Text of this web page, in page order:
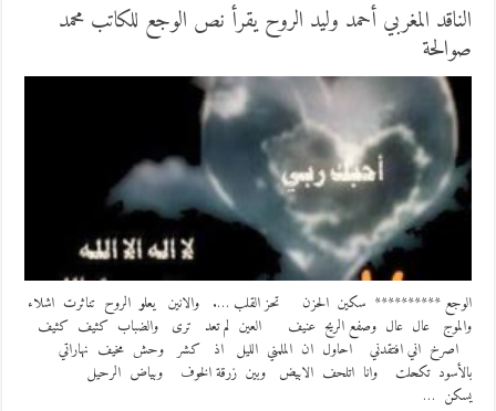
الناقد المغربي أحمد وليد الروح يقرأ نص الوجع للكاتب محمد
صوالحة
الوجع ********** سكين الحزن تحز القلب …. والانين يعلو الروح تناثرت اشلاء
والموج عال عال وصفع الريح عنيف العين لم تعد ترى والضباب كثيف كثيف
اصرخ اني افتقدني احاول ان الملمني الليل اذ كشر وحش مخيف نهاراتي
بالأسود تكحلت وانا اتلحف الابيض وبين زرقة الخوف وبياض الرحيل
يسكن …